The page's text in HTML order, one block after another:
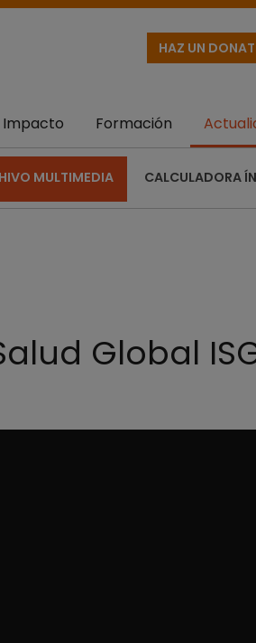
HAZ UN
Impacto Formación
MULTIMEDIA CALCULADORA
Global